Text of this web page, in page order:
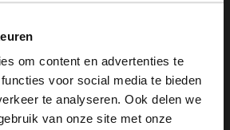
om content en advertenties te
voor social media te bieden
te analyseren. Ook delen we
van onze site met onze
×
in English?